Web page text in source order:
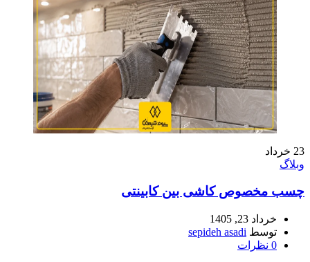
23 خرداد
وبلاگ
چسب مخصوص کاشی بین کابینتی
خرداد 23, 1405
توسط sepideh asadi
0 نظرات